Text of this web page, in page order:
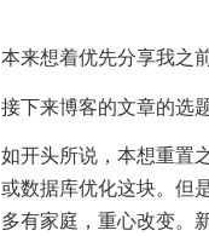
本来想着优先分享我之
接下来博客的文章的选
如开头所说，本想重置
或数据库优化这块。但
多有家庭，重心改变。